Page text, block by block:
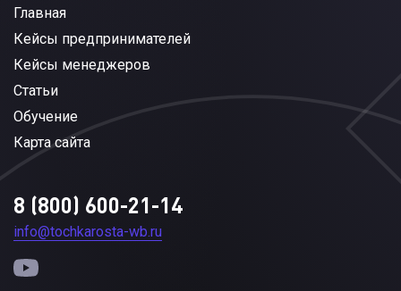
Главная
Кейсы предпринимателей
Кейсы менеджеров
Статьи
Обучение
Карта сайта
8 (800) 600-21-14
info@tochkarosta-wb.ru